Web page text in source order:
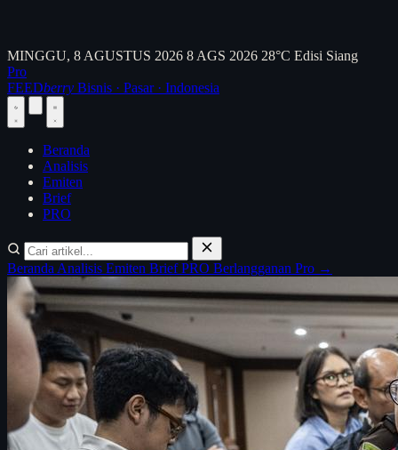
MINGGU, 8 AGUSTUS 2026 8 AGS 2026 28°C Edisi Siang
Pro
FEEDberry Bisnis · Pasar · Indonesia
Beranda
Analisis
Emiten
Brief
PRO
Beranda Analisis Emiten BriefPRO Berlangganan Pro →